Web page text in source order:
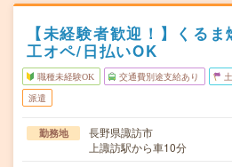
【未経験者歓迎！】くる
工オペ/日払いOK
職種未経験OK 交通費別途支給あり
派遣
勤務地
長野県諏訪市
上諏訪駅から車10分